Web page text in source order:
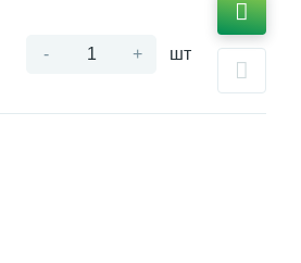
- + шт